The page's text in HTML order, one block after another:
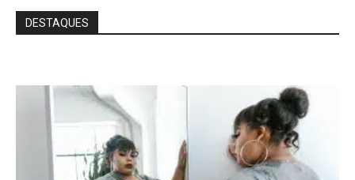
DESTAQUES